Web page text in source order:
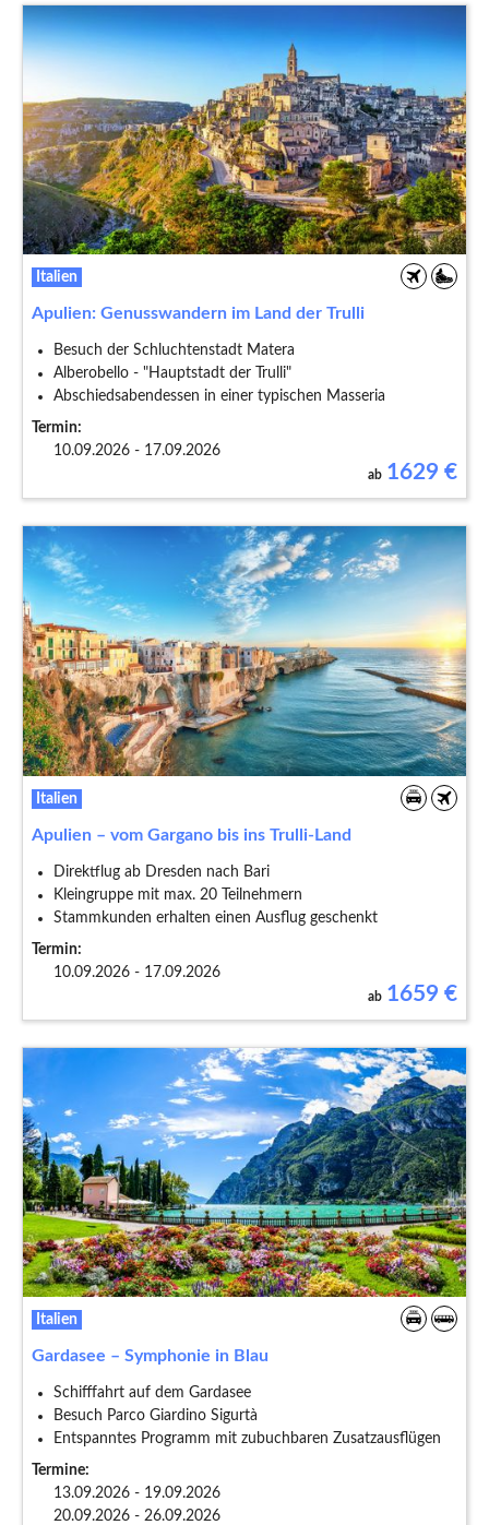
Italien
Apulien: Genusswandern im Land der Trulli
Besuch der Schluchtenstadt Matera
Alberobello - "Hauptstadt der Trulli"
Abschiedsabendessen in einer typischen Masseria
Termin:
10.09.2026 - 17.09.2026
ab 1629 €
Italien
Apulien – vom Gargano bis ins Trulli-Land
Direktflug ab Dresden nach Bari
Kleingruppe mit max. 20 Teilnehmern
Stammkunden erhalten einen Ausflug geschenkt
Termin:
10.09.2026 - 17.09.2026
ab 1659 €
Italien
Gardasee – Symphonie in Blau
Schifffahrt auf dem Gardasee
Besuch Parco Giardino Sigurtà
Entspanntes Programm mit zubuchbaren Zusatzausflügen
Termine:
13.09.2026 - 19.09.2026
20.09.2026 - 26.09.2026